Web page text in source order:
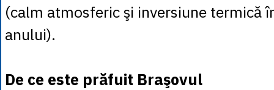
(calm atmosferic şi inversiune termică
anului).
De ce este prăfuit Braşovul